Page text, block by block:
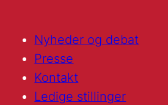
Nyheder og debat
Presse
Kontakt
Ledige stillinger